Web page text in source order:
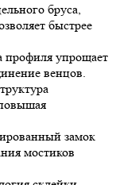
бруса,
быстрее
профиля упрощает
венцов.
замок
мостиков